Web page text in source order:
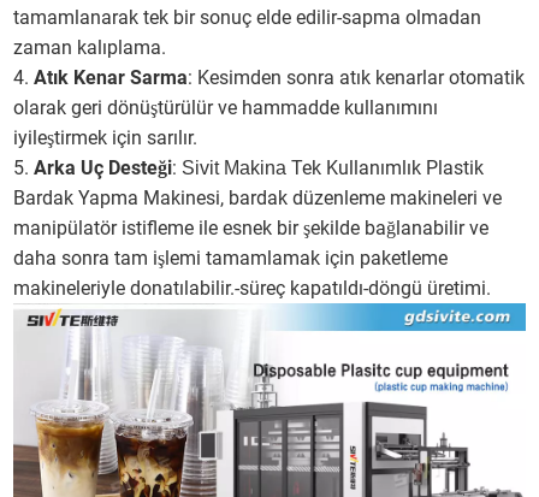
tamamlanarak tek bir sonuç elde edilir-sapma olmadan
zaman kalıplama.
4.Atık Kenar Sarma: Kesimden sonra atık kenarlar otomatik
olarak geri dönüştürülür ve hammadde kullanımını
iyileştirmek için sarılır.
5.Arka Uç Desteği: Sivit Makina Tek Kullanımlık Plastik
Bardak Yapma Makinesi, bardak düzenleme makineleri ve
manipülatör istifleme ile esnek bir şekilde bağlanabilir ve
daha sonra tam işlemi tamamlamak için paketleme
makineleriyle donatılabilir.-süreç kapatıldı-döngü üretimi.